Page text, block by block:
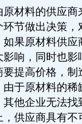
材料的供应商
节做出决策，
果原材料供应
响，同时也影
提高价格，制
于原材料的稀
他企业无法找
供应商具有不